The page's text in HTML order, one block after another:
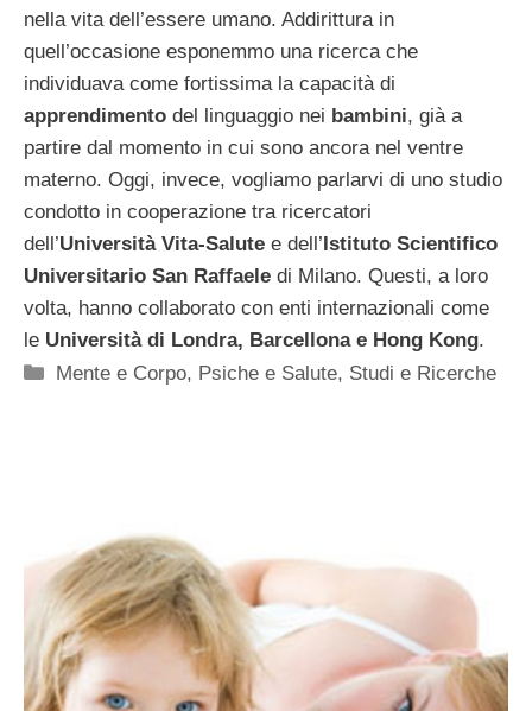
nella vita dell’essere umano. Addirittura in
quell’occasione esponemmo una ricerca che
individuava come fortissima la capacità di
apprendimento del linguaggio nei bambini, già a
partire dal momento in cui sono ancora nel ventre
materno. Oggi, invece, vogliamo parlarvi di uno studio
condotto in cooperazione tra ricercatori
dell’Università Vita-Salute e dell’Istituto Scientifico
Universitario San Raffaele di Milano. Questi, a loro
volta, hanno collaborato con enti internazionali come
le Università di Londra, Barcellona e Hong Kong.
Categorie
Mente e Corpo, Psiche e Salute, Studi e Ricerche